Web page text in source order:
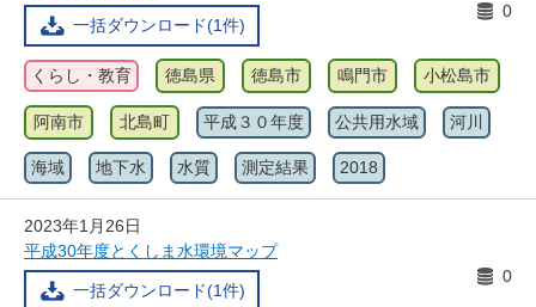
一括ダウンロード(1件)
0
くらし・教育 徳島県 徳島市 鳴門市 小松島市
阿南市 北島町 平成３０年度 公共用水域 河川
海域 地下水 水質 測定結果 2018
2023年1月26日
平成30年度とくしま水環境マップ
一括ダウンロード(1件)
0